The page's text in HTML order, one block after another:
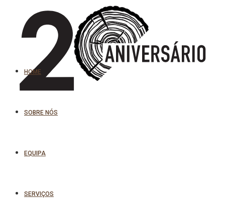
HOME
SOBRE NÓS
EQUIPA
SERVIÇOS